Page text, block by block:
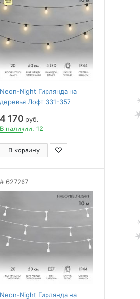
Neon-Night Гирлянда на
деревья Лофт 331-357
4 170 руб.
В наличии: 12
В корзину
627267
Neon-Night Гирлянда на